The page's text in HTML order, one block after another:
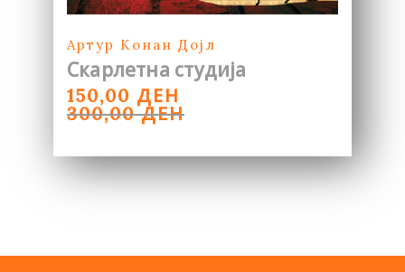
Артур Конан Дојл
Скарлетна студија
300,00ДЕН
ORIGINAL
PRICE
WAS:
150,00 ДЕН
CURRENT
PRICE